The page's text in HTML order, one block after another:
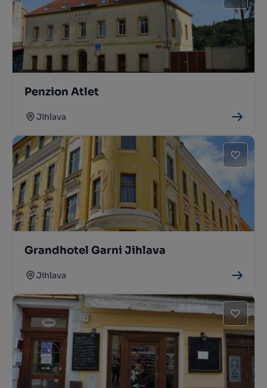
Penzion Atlet
Jihlava
Grandhotel Garni Jihlava
Jihlava